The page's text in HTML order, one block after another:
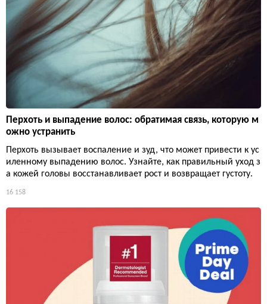
Перхоть и выпадение волос: обратимая связь, которую м
ожно устранить
Перхоть вызывает воспаление и зуд, что может привести к ус
иленному выпадению волос. Узнайте, как правильный уход з
а кожей головы восстанавливает рост и возвращает густоту.
16 158